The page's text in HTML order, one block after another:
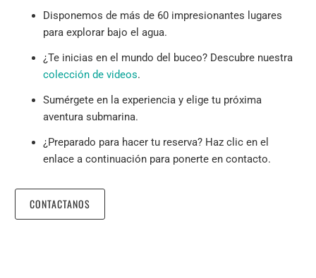
Disponemos de más de 60 impresionantes lugares
para explorar bajo el agua.
¿Te inicias en el mundo del buceo? Descubre nuestra
colección de videos.
Sumérgete en la experiencia y elige tu próxima
aventura submarina.
¿Preparado para hacer tu reserva? Haz clic en el
enlace a continuación para ponerte en contacto.
CONTACTANOS